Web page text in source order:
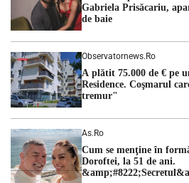
Gabriela Prisăcariu,
de baie
Observatornews.ro
A plătit 75.000 de € pe
Residence. Coşmarul
tremur"
As.ro
Cum se menţine în
Doroftei, la 51 de ani.